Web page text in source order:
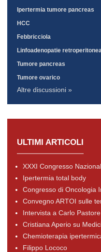
Ipertermia tumore pancreas
HCC
Febbricciola
Linfoadenopatie
Tumore pancreas
Tumore ovarico
Altre discussioni »
ULTIMI ARTICOLI
XXXI Congresso
Ipertermia total body
Congresso di Oncologia
Convegno ARTOI sulle
Intervista a Carlo
Cristiana Aperio su
Chemioterapia
Filippo Lococo